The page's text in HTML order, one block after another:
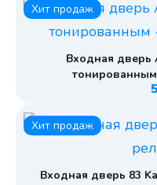
Хит продаж
Входная дверь
Хит продаж
Входная дверь 83